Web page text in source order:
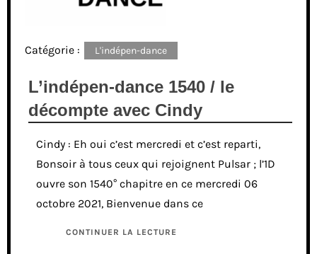
Catégorie : L'indépen-dance
L’indépen-dance 1540 / le
décompte avec Cindy
Cindy : Eh oui c’est mercredi et c’est reparti,
Bonsoir à tous ceux qui rejoignent Pulsar ; l’1D
ouvre son 1540° chapitre en ce mercredi 06
octobre 2021, Bienvenue dans ce
CONTINUER LA LECTURE